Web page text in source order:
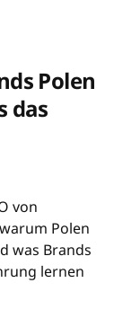
Polen
das
von
Polen
was Brands
lernen